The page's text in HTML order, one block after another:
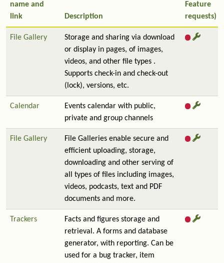
name and
link
Description
Feature
requests)
File Gallery
Storage and sharing via download
or display in pages, of images,
videos, and other file types .
Supports check-in and check-out
(lock), versions, etc.
Calendar
Events calendar with public,
private and group channels
File Gallery
File Galleries enable secure and
efficient uploading, storage,
downloading and other serving of
all types of files including images,
videos, podcasts, text and PDF
documents and more.
Trackers
Facts and figures storage and
retrieval. A forms and database
generator, with reporting. Can be
used for a bug tracker, item